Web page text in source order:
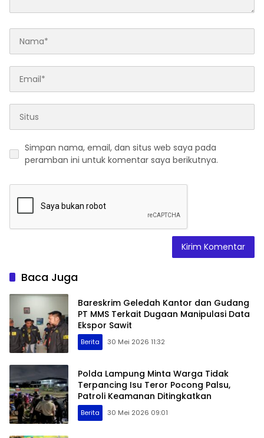
Simpan nama, email, dan situs web saya pada
peramban ini untuk komentar saya berikutnya.
Baca Juga
Bareskrim Geledah Kantor dan Gudang
PT MMS Terkait Dugaan Manipulasi Data
Ekspor Sawit
Berita 30 Mei 2026 11:32
Polda Lampung Minta Warga Tidak
Terpancing Isu Teror Pocong Palsu,
Patroli Keamanan Ditingkatkan
Berita 30 Mei 2026 09:01